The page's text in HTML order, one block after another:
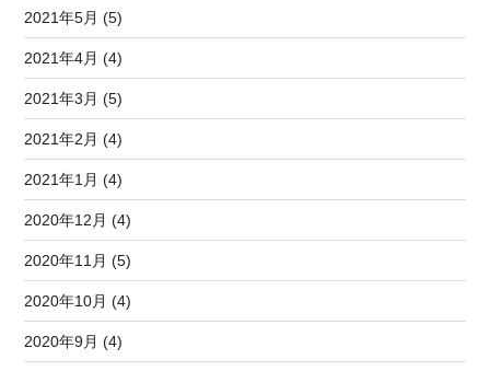
2021年5月 (5)
2021年4月 (4)
2021年3月 (5)
2021年2月 (4)
2021年1月 (4)
2020年12月 (4)
2020年11月 (5)
2020年10月 (4)
2020年9月 (4)